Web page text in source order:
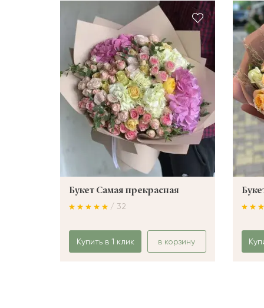
Букет Самая прекрасная
/ 32
Купить в 1 клик в корзину